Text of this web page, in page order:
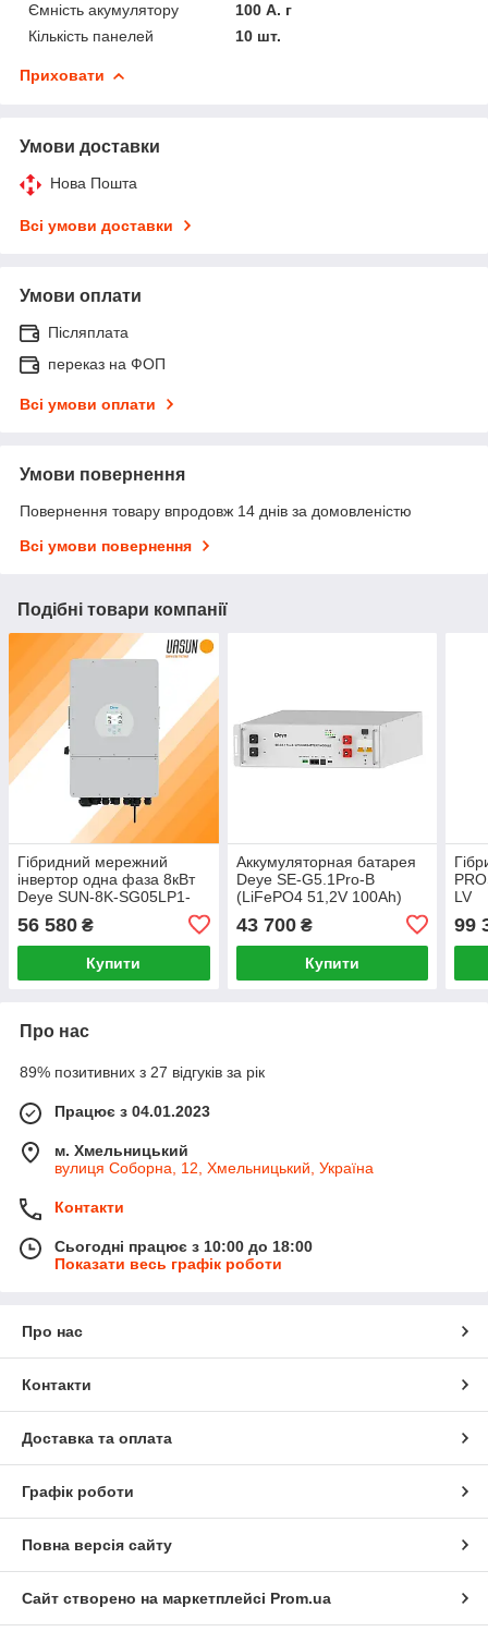
Ємність акумулятору
100 А. г
Кількість панелей
10 шт.
Приховати
Умови доставки
Нова Пошта
Всі умови доставки
Умови оплати
Післяплата
переказ на ФОП
Всі умови оплати
Умови повернення
Повернення товару впродовж 14 днів за домовленістю
Всі умови повернення
Подібні товари компанії
Гібридний мережний
інвертор одна фаза 8кВт
Deye SUN-8K-SG05LP1-
56 580 ₴
Купити
Аккумуляторная батарея
Deye SE-G5.1Pro-B
(LiFePO4 51,2V 100Ah)
43 700₴
Купити
LV
99
Про нас
89% позитивних з 27 відгуків за рік
Працює з 04.01.2023
м. Хмельницький
вулиця Соборна, 12, Хмельницький, Україна
Контакти
Сьогодні працює з 10:00 до 18:00
Показати весь графік роботи
Про нас
Контакти
Доставка та оплата
Графік роботи
Повна версія сайту
Сайт створено на маркетплейсі Prom.ua